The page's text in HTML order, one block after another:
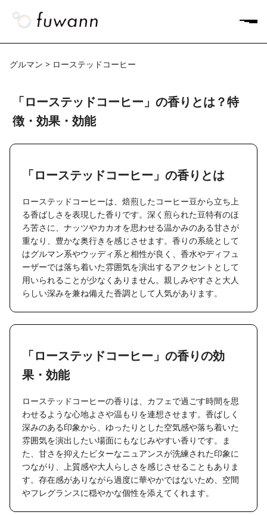
グルマン > ローステッドコーヒー
「ローステッドコーヒー」の香りとは？特
徴・効果・効能
「ローステッドコーヒー」の香りとは
ローステッドコーヒーは、焙煎したコーヒー豆から立ち上
る香ばしさを表現した香りです。深く煎られた豆特有のほ
ろ苦さに、ナッツやカカオを思わせる温かみのある甘さが
重なり、豊かな奥行きを感じさせます。香りの系統として
はグルマン系やウッディ系と相性が良く、香水やディフュ
ーザーでは落ち着いた雰囲気を演出するアクセントとして
用いられることが少なくありません。親しみやすさと大人
らしい深みを兼ね備えた香調として人気があります。
「ローステッドコーヒー」の香りの効
果・効能
ローステッドコーヒーの香りは、カフェで過ごす時間を思
わせるような心地よさや温もりを連想させます。香ばしく
深みのある印象から、ゆったりとした空気感や落ち着いた
雰囲気を演出したい場面にもなじみやすい香りです。ま
た、甘さを抑えたビターなニュアンスが洗練された印象に
つながり、上質感や大人らしさを感じさせることもありま
す。存在感がありながら過度に華やかではないため、空間
やフレグランスに穏やかな個性を添えてくれます。